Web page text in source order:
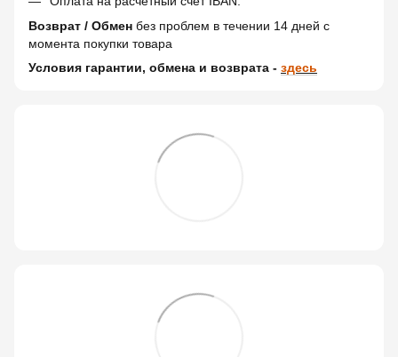
Возврат / Обмен без проблем в течении 14 дней c
момента покупки товара
Условия гарантии, обмена и возврата - здесь